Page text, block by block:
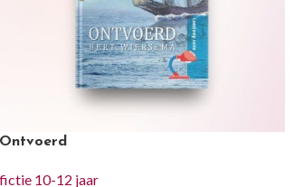
Ontvoerd
fictie 10-12 jaar